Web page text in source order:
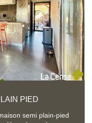
PIED
semi plain-pied